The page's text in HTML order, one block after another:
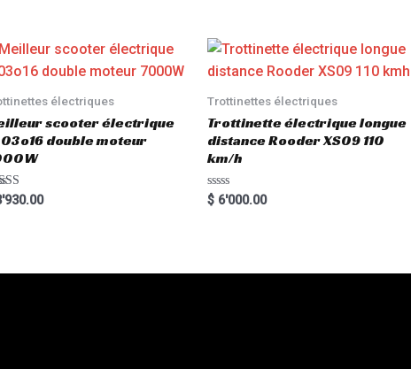
o
u
o
5
électriques
scooter électrique
double moteur
Trottinettes électriques
Trottinette électrique longue
distance Rooder XS09 110
km/h
R
a
$ 6'000.00